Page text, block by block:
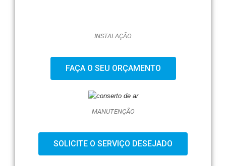
INSTALAÇÃO
FAÇA O SEU ORÇAMENTO
MANUTENÇÃO
SOLICITE O SERVIÇO DESEJADO